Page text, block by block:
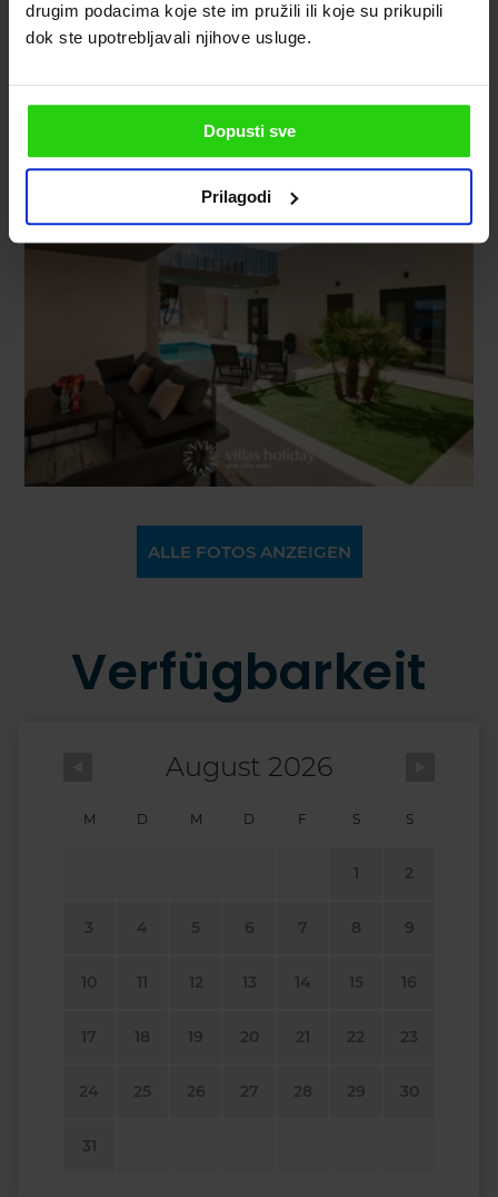
drugim podacima koje ste im pružili ili koje su prikupili
dok ste upotrebljavali njihove usluge.
Dopusti sve
Prilagodi
ALLE FOTOS ANZEIGEN
Verfügbarkeit
August 2026
M D M D F S S
1 2
3 4 5 6 7 8 9
10 11 12 13 14 15 16
17 18 19 20 21 22 23
24 25 26 27 28 29 30
31